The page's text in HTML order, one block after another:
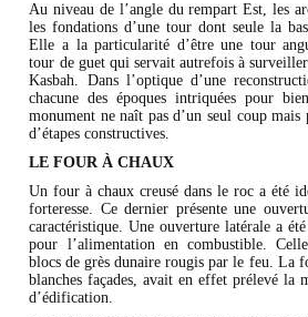
Au niveau de l’angle du rempart Est, les
les fondations d’une tour dont seule la
Elle a la particularité d’être une tour
tour de guet qui servait autrefois à
Kasbah. Dans l’optique d’une
chacune des époques intriquées pour
monument ne naît pas d’un seul coup mais
d’étapes constructives.
LE FOUR À CHAUX
Un four à chaux creusé dans le roc a été
forteresse. Ce dernier présente une
caractéristique. Une ouverture latérale a
pour l’alimentation en combustible.
blocs de grès dunaire rougis par le feu. La
blanches façades, avait en effet prélevé la
d’édification.